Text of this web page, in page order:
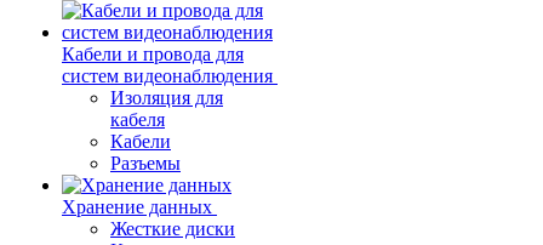
Кабели и провода для
систем видеонаблюдения
Изоляция для
кабеля
Кабели
Разъемы
Хранение данных
Жесткие диски